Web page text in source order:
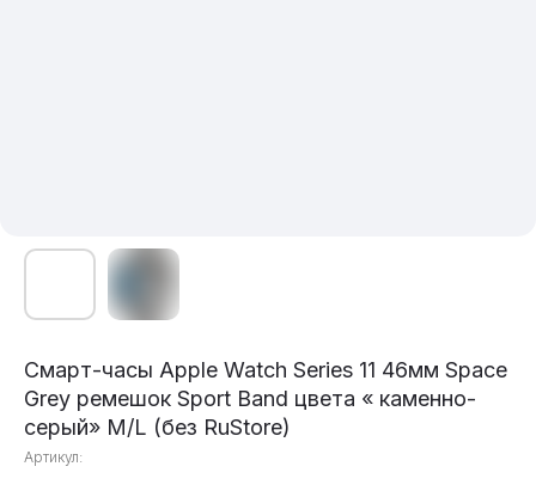
Смарт-часы Apple Watch Series 11 46мм Space
Grey ремешок Sport Band цвета « каменно-
серый» M/L (без RuStore)
Артикул: